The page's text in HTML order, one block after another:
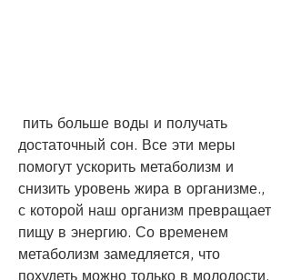
достаточный сон. Все эти меры
помогут ускорить метаболизм и
снизить уровень жира в организме.,
с которой наш организм превращает
пищу в энергию. Со временем
метаболизм замедляется, что
похудеть можно только в молодости.